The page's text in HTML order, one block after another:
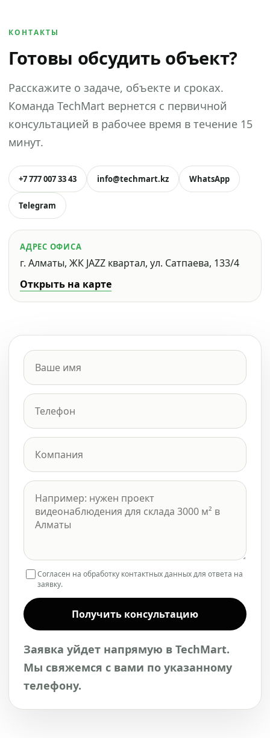
КОНТАКТЫ
Готовы обсудить объект?
Расскажите о задаче, объекте и сроках.
Команда TechMart вернется с первичной
консультацией в рабочее время в течение 15
минут.
+7 777 007 33 43 info@techmart.kz WhatsApp
Telegram
АДРЕС ОФИСА
г. Алматы, ЖК JAZZ квартал, ул. Сатпаева, 133/4
Открыть на карте
Согласен на обработку контактных данных для ответа на
заявку.
Получить консультацию
Заявка уйдет напрямую в TechMart.
Мы свяжемся с вами по указанному
телефону.